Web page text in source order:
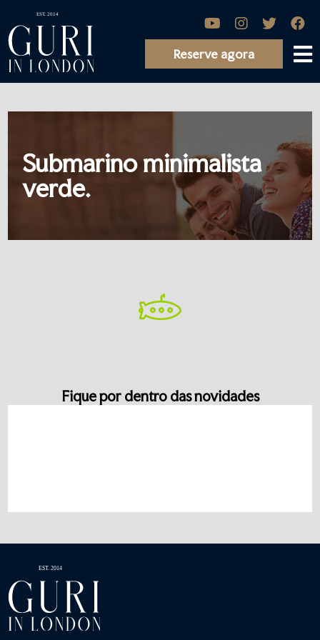
Reserve agora
Submarino minimalista
verde.
Fique por dentro das novidades